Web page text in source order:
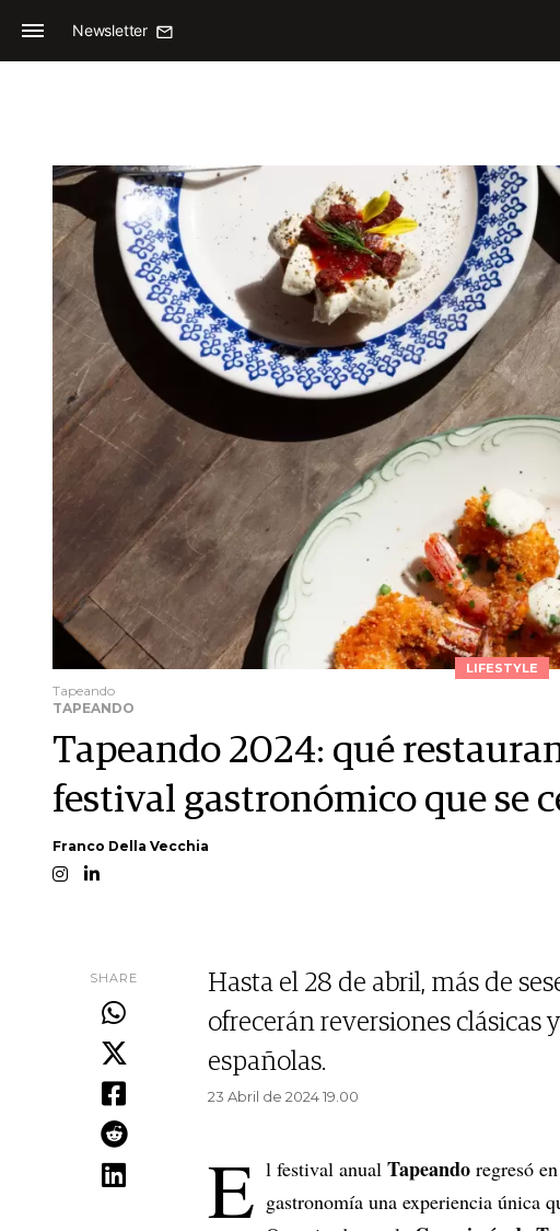
Newsletter
LIFESTYLE
Tapeando
TAPEANDO
Tapeando 2024: qué
festival gastronómico que se
Franco Della Vecchia
SHARE
Hasta el 28 de abril, más de
ofrecerán reversiones clásicas
españolas.
23 Abril de 2024 19.00
E l festival anual Tapeando regresó
gastronomía una experiencia única